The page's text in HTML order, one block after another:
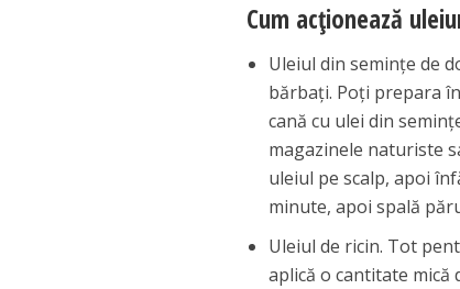
Cum acţionează
Uleiul din seminţe de
bărbaţi. Poţi prepara
cană cu ulei din
magazinele naturiste
uleiul pe scalp, apoi
minute, apoi spală
Uleiul de ricin. Tot
aplică o cantitate mică